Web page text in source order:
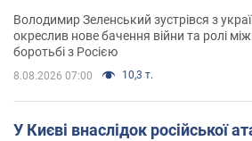
Володимир Зеленський зустрівся з
окреслив нове бачення війни та ролі
боротьбі з Росією
8.08.2026 07:00 10,3 т.
У Києві внаслідок російської